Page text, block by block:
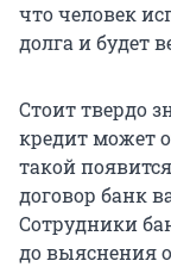
что человек
долга и будет
Стоит твердо
кредит может
такой
договор банк
Сотрудники
до выяснения